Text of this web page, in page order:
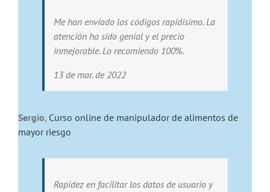
Me han enviado los códigos rapidísimo. La
atención ha sido genial y el precio
inmejorable. Lo recomiendo 100%.
13 de mar. de 2022
Sergio, Curso online de manipulador de alimentos de
mayor riesgo
Rapidez en facilitar los datos de usuario y